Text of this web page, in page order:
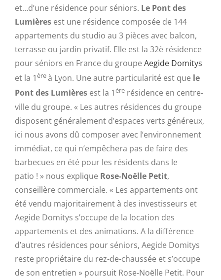
et…d’une résidence pour séniors. Le Pont des
Lumières est une résidence composée de 144
appartements du studio au 3 pièces avec balcon,
terrasse ou jardin privatif. Elle est la 32è résidence
pour séniors en France du groupe Aegide Domitys
et la 1èreà Lyon. Une autre particularité est que le
Pont des Lumières est la 1ère résidence en centre-
ville du groupe. « Les autres résidences du groupe
disposent généralement d’espaces verts généreux,
ici nous avons dû composer avec l’environnement
immédiat, ce qui n’empêchera pas de faire des
barbecues en été pour les résidents dans le
patio ! » nous explique Rose-Noëlle Petit,
conseillère commerciale. « Les appartements ont
été vendu majoritairement à des investisseurs et
Aegide Domitys s’occupe de la location des
appartements et des animations. A la différence
d’autres résidences pour séniors, Aegide Domitys
reste propriétaire du rez-de-chaussée et s’occupe
de son entretien » poursuit Rose-Noëlle Petit. Pour